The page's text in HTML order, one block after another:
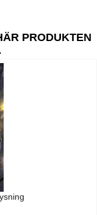
PRODUKTEN